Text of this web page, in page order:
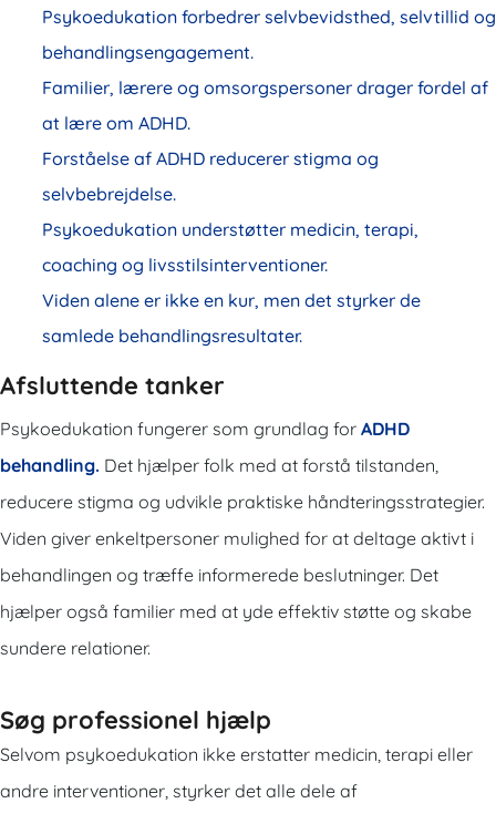
Psykoedukation forbedrer selvbevidsthed, selvtillid og
behandlingsengagement.
Familier, lærere og omsorgspersoner drager fordel af
at lære om ADHD.
Forståelse af ADHD reducerer stigma og
selvbebrejdelse.
Psykoedukation understøtter medicin, terapi,
coaching og livsstilsinterventioner.
Viden alene er ikke en kur, men det styrker de
samlede behandlingsresultater.
Afsluttende tanker
Psykoedukation fungerer som grundlag for ADHD
behandling. Det hjælper folk med at forstå tilstanden,
reducere stigma og udvikle praktiske håndteringsstrategier.
Viden giver enkeltpersoner mulighed for at deltage aktivt i
behandlingen og træffe informerede beslutninger. Det
hjælper også familier med at yde effektiv støtte og skabe
sundere relationer.
Søg professionel hjælp
Selvom psykoedukation ikke erstatter medicin, terapi eller
andre interventioner, styrker det alle dele af